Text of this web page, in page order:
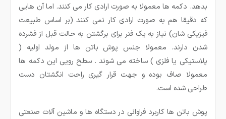
بدهد. دکمه ها معمولا به صورت ارادی کار می کنند. اما آن هایی
که دقیقا هم به صورت ارادی کار نمی کنند (بر اساس طبیعت
فیزیکی شان) نیاز به یک فنر برای برگشتن به حالت قبل از فشرده
شدن دارند. معمولا جنس پوش باتن ها از مولد اولیه (
پلاستیکی یا فلزی ) ساخته می شوند . سطح رویی این دکمه ها
معمولا صاف بوده و جهت قرار گیری راحت انگشتان دست
طراحی شده است.
پوش باتن ها کاربرد فراوانی در دستگاه ها و ماشین آلات صنعتی